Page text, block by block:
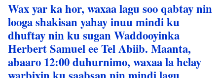
Wax yar ka hor, waxaa lagu soo qabtay nin
looga shakisan yahay inuu mindi ku
dhuftay nin ku sugan Waddooyinka
Herbert Samuel ee Tel Abiib. Maanta,
abaaro 12:00 duhurnimo, waxaa la helay